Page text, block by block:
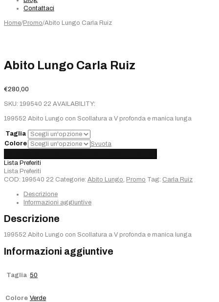
Contattaci
Home/Promo/Abito Lungo Carla Ruiz
Abito Lungo Carla Ruiz
€280,00
SKU: 199540 22 AVAILABILITY:
199552 Abito Lungo con Scollatura a V profonda e manica lunga
Taglia
Colore
Svuota
Lungo
Carla
Ruiz
Lista Preferiti
Lista Preferiti
COD: 199540 22 Categorie: Abito Lungo, Promo Tag: Carla Ruiz
Descrizione
Informazioni aggiuntive
Descrizione
199552 Abito Lungo con Scollatura a V profonda e manica lunga
Informazioni aggiuntive
Taglia 50
Colore Verde